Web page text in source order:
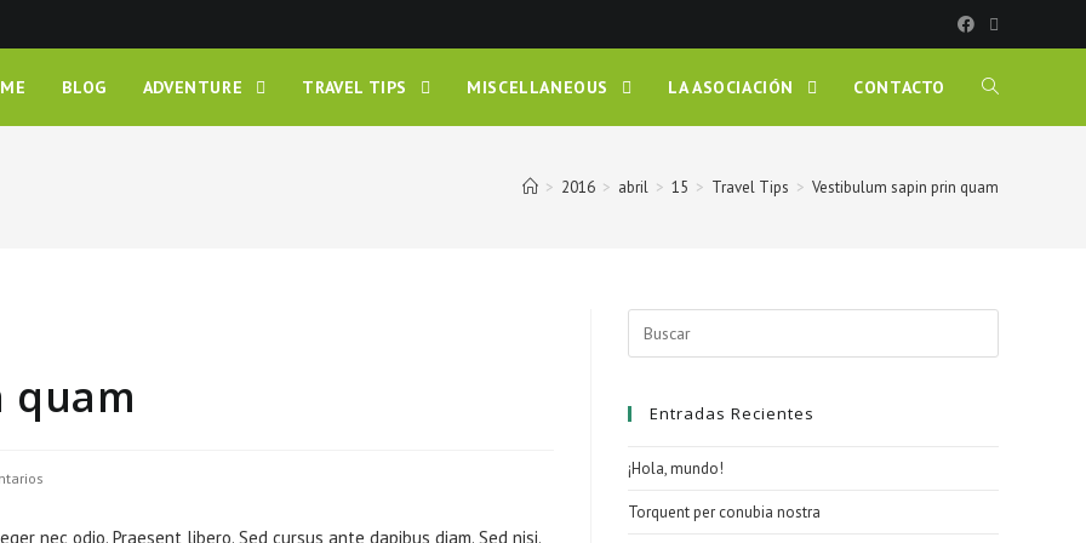
BLOG ADVENTURE TRAVEL TIPS MISCELLANEOUS LA ASOCIACIÓN CONTACTO
> 2016 > abril > 15 > Travel Tips > Vestibulum sapin prin quam
quam
nec odio. Praesent libero. Sed cursus ante dapibus diam. Sed nisi.
Buscar:
Entradas Recientes
¡Hola, mundo!
Torquent per conubia nostra